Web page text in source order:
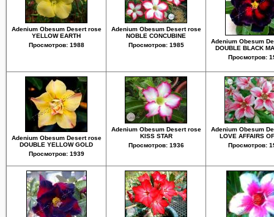
Adenium Obesum Desert rose
YELLOW EARTH
Просмотров: 1988
Adenium Obesum Desert rose
NOBLE CONCUBINE
Просмотров: 1985
Adenium Obesum
DOUBLE BLACK
Просмотров:
Adenium Obesum Desert rose
DOUBLE YELLOW GOLD
Просмотров: 1939
Adenium Obesum Desert rose
KISS STAR
Просмотров: 1936
Adenium Obesum
LOVE AFFAIRS
Просмотров: